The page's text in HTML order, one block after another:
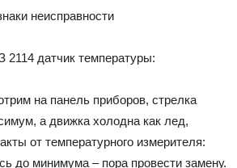
2114 датчик температуры:
на панель приборов, стрелка
а движка холодна как лед,
от температурного измерителя:
до минимума – пора провести замену.